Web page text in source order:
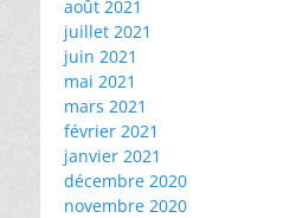
août 2021
juillet 2021
juin 2021
mai 2021
mars 2021
février 2021
janvier 2021
décembre 2020
novembre 2020